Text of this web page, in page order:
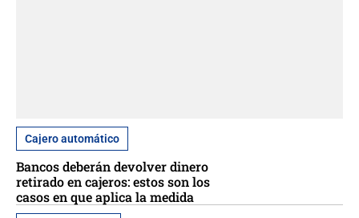
Cajero automático
Bancos deberán devolver dinero
retirado en cajeros: estos son los
casos en que aplica la medida